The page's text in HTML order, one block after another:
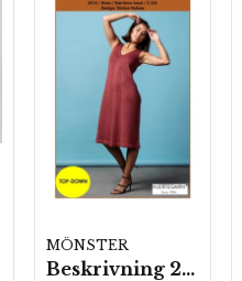
MÖNSTER
Beskrivning 2514